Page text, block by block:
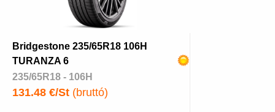
Bridgestone 235/65R18 106H
TURANZA 6
235/65R18 - 106H
131.48 €/St (bruttó)